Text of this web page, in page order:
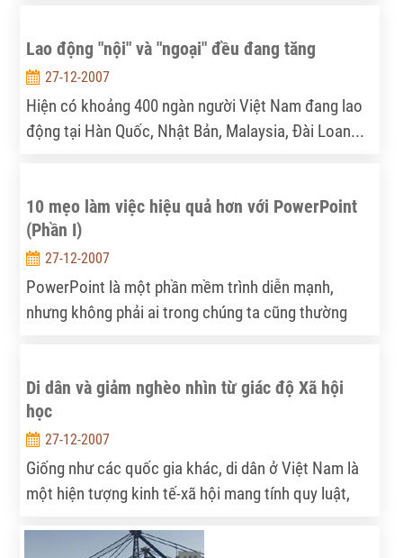
hội ngành hàng nông sản xuất khẩu" do ông Nguyễn
Đình Long làm chủ nhiệm đề tài.
Lao động "nội" và "ngoại" đều đang tăng
27-12-2007
Hiện có khoảng 400 ngàn người Việt Nam đang lao
động tại Hàn Quốc, Nhật Bản, Malaysia, Đài Loan...
những con số này đều đang có xu hướng tăng lên.
10 mẹo làm việc hiệu quả hơn với PowerPoint
(Phần I)
27-12-2007
PowerPoint là một phần mềm trình diễn mạnh,
nhưng không phải ai trong chúng ta cũng thường
vui là bạn không cần phải trở thành chuyên gia để
khám phá hết các đặc tính của PowerPoint.
Di dân và giảm nghèo nhìn từ giác độ Xã hội
học
27-12-2007
Giống như các quốc gia khác, di dân ở Việt Nam là
một hiện tượng kinh tế-xã hội mang tính quy luật,
chuyển lao động là một đòi hỏi tất yếu khách quan